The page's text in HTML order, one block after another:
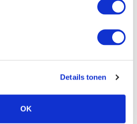
Details tonen
OK